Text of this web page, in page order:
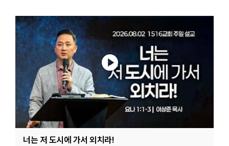
너는 저 도시에 가서 외치라!